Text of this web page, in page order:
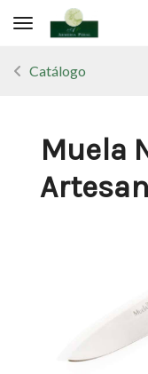
Toggle navigation
Catálogo
Muela